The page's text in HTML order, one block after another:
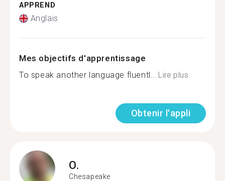
APPREND
Anglais
Mes objectifs d'apprentissage
To speak another language fluentl...Lire plus
Obtenir l'appli
O.
Chesapeake